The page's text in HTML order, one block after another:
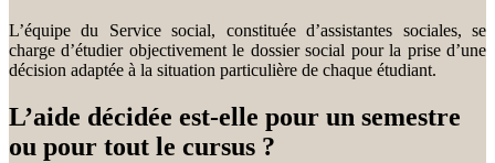
L’équipe du Service social, constituée d’assistantes sociales, se
charge d’étudier objectivement le dossier social pour la prise d’une
décision adaptée à la situation particulière de chaque étudiant.
L’aide décidée est-elle pour un semestre
ou pour tout le cursus ?